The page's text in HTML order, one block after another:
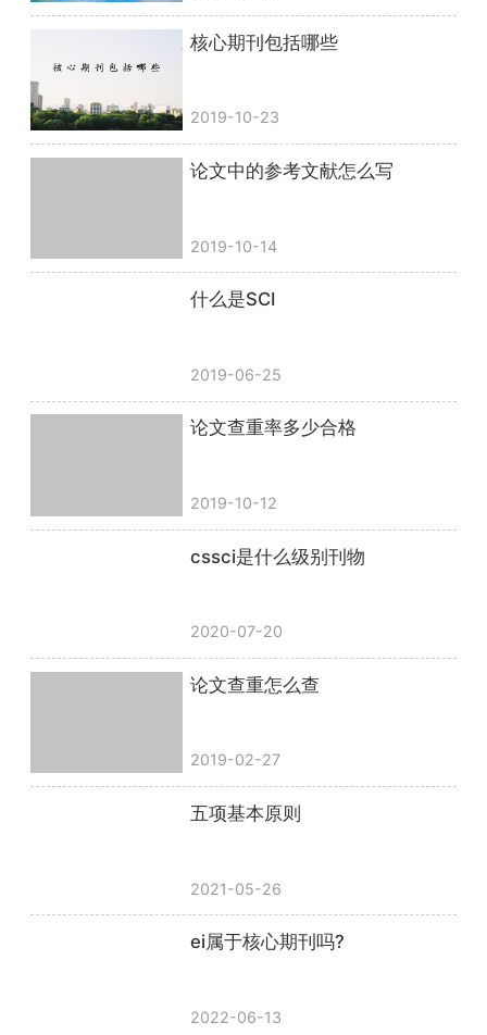
核心期刊包括哪些
2019-10-23
论文中的参考文献怎么写
2019-10-14
什么是SCI
2019-06-25
论文查重率多少合格
2019-10-12
cssci是什么级别刊物
2020-07-20
论文查重怎么查
2019-02-27
五项基本原则
2021-05-26
ei属于核心期刊吗?
2022-06-13